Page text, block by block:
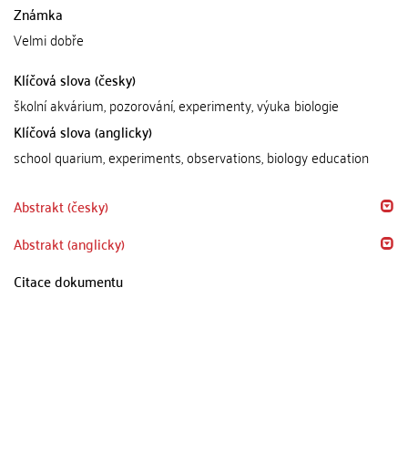
Známka
Velmi dobře
Klíčová slova (česky)
školní akvárium, pozorování, experimenty, výuka biologie
Klíčová slova (anglicky)
school quarium, experiments, observations, biology education
Abstrakt (česky)
Abstrakt (anglicky)
Citace dokumentu